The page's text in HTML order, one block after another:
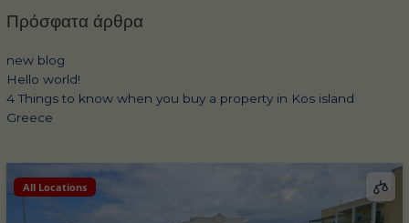
Πρόσφατα άρθρα
new blog
Hello world!
4 Things to know when you buy a property in Kos island
Greece
All Locations